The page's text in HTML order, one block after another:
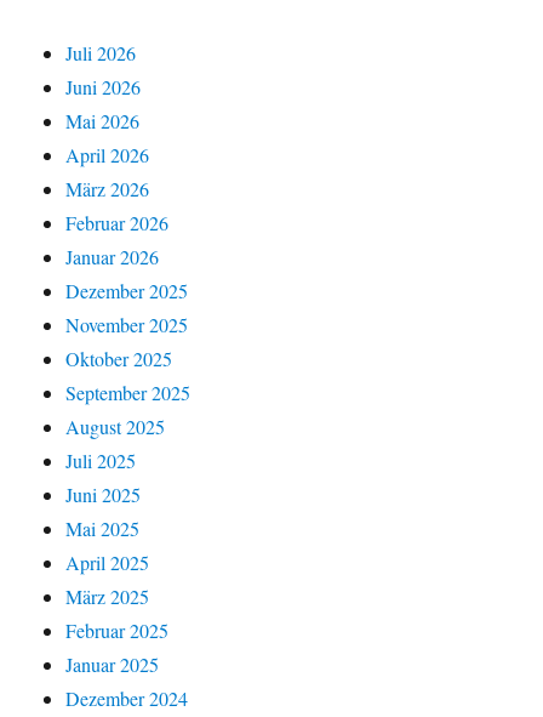
Juli 2026
Juni 2026
Mai 2026
April 2026
März 2026
Februar 2026
Januar 2026
Dezember 2025
November 2025
Oktober 2025
September 2025
August 2025
Juli 2025
Juni 2025
Mai 2025
April 2025
März 2025
Februar 2025
Januar 2025
Dezember 2024